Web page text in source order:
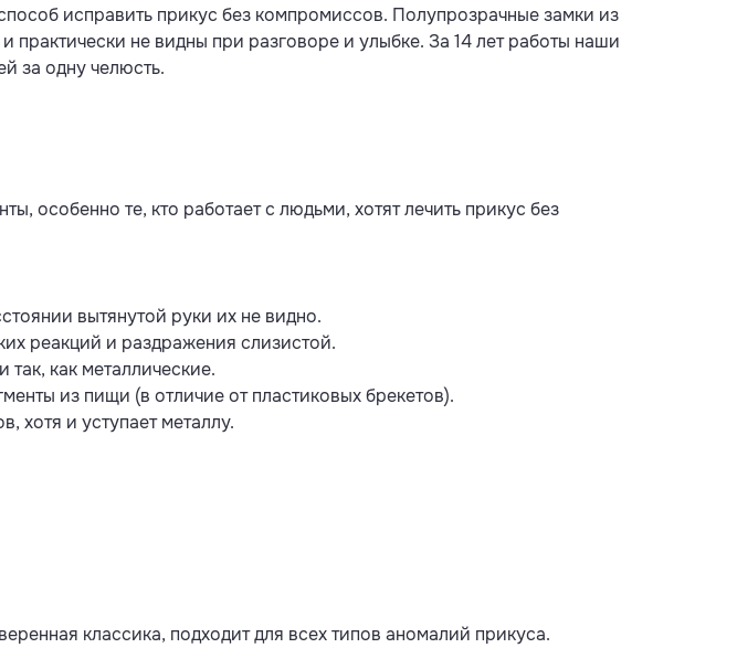
исправить прикус без компромиссов. Полупрозрачные замки из
не видны при разговоре и улыбке. За 14 лет работы наши
за одну челюсть.
особенно те, кто работает с людьми, хотят лечить прикус без
вытянутой руки их не видно.
реакций и раздражения слизистой.
как металлические.
из пищи (в отличие от пластиковых брекетов).
хотя и уступает металлу.
классика, подходит для всех типов аномалий прикуса.